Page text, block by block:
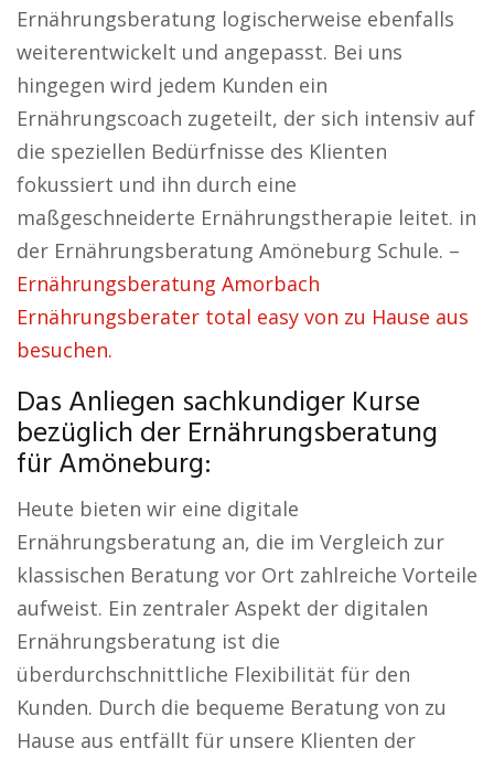
Ernährungsberatung logischerweise ebenfalls
weiterentwickelt und angepasst. Bei uns
hingegen wird jedem Kunden ein
Ernährungscoach zugeteilt, der sich intensiv auf
die speziellen Bedürfnisse des Klienten
fokussiert und ihn durch eine
maßgeschneiderte Ernährungstherapie leitet. in
der Ernährungsberatung Amöneburg Schule. –
Ernährungsberatung Amorbach
Ernährungsberater total easy von zu Hause aus
besuchen.
Das Anliegen sachkundiger Kurse
bezüglich der Ernährungsberatung
für Amöneburg:
Heute bieten wir eine digitale
Ernährungsberatung an, die im Vergleich zur
klassischen Beratung vor Ort zahlreiche Vorteile
aufweist. Ein zentraler Aspekt der digitalen
Ernährungsberatung ist die
überdurchschnittliche Flexibilität für den
Kunden. Durch die bequeme Beratung von zu
Hause aus entfällt für unsere Klienten der